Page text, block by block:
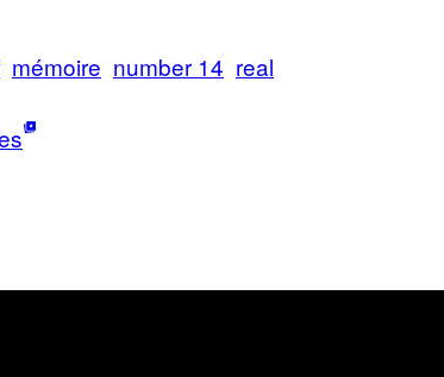
mémoire number 14 real